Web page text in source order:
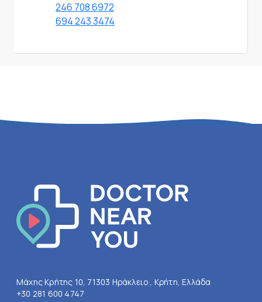
246 708 6972
694 243 3474
Μάχης Κρήτης 10, 71303 Ηράκλειο , Κρήτη, Ελλάδα
+30 281 600 4747